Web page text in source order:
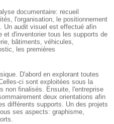
documentaire: recueil
l'organisation, le positionnement
Un audit visuel est effectué afin
et d'inventorier tous les supports de
bâtiments, véhicules,
les premières
D'abord en explorant toutes
ci sont exploitées sous la
non finalisés. Ensuite, l'entreprise
deux orientations afin
différents supports. Un des projets
ses aspects: graphisme,